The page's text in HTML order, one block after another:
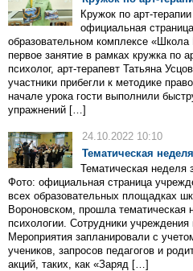
Кружок по арт-
официальная
образовательном комплексе
первое занятие в рамках кружка по
психолог, арт-терапевт Татьяна
участники прибегли к методике
начале урока гости выполнили
упражнений […]
24.10.2022 10:10
Тематическая
Тематическая
Фото: официальная страница
всех образовательных площадках
Вороновском, прошла тематическая
психологии. Сотрудники учреждения
Мероприятия запланировали с
учеников, запросов педагогов и
акций, таких, как «Заряд […]